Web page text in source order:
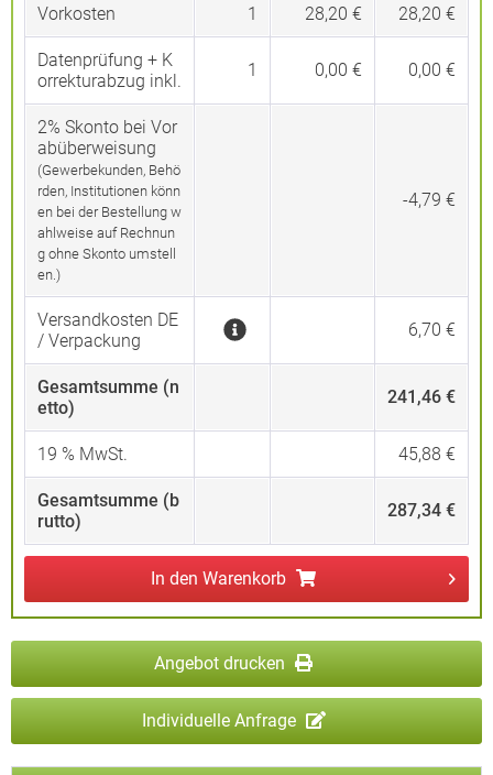
Vorkosten 1 28,20 € 28,20 €
Datenprüfung + K
orrekturabzug inkl.
1 0,00 € 0,00 €
2% Skonto bei Vor
abüberweisung
(Gewerbekunden, Behö
rden, Institutionen könn
en bei der Bestellung w
ahlweise auf Rechnun
g ohne Skonto umstell
en.)
-4,79 €
Versandkosten DE
/ Verpackung
6,70 €
Gesamtsumme (n
etto)
241,46 €
19 % MwSt. 45,88 €
Gesamtsumme (b
rutto)
287,34 €
In den Warenkorb
Angebot drucken
Individuelle Anfrage